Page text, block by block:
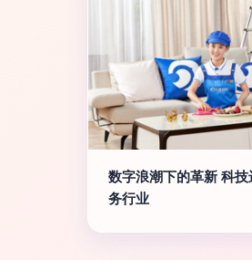
数字浪潮下的革新 科
务行业